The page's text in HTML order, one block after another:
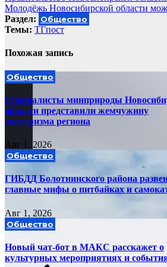
по
записям
Молодёжь Новосибирской области
Раздел: Общество
Темы: ТГпост
Похожая запись
Общество
Специалисты минприроды
области представили жемчужину
экотуризма региона
Авг 1, 2026
Общество
ГИБДД Болотнинского района
главные мифы о питбайках и
Авг 1, 2026
Общество
Новый чат-бот в МАКС расскажет о
культурных мероприятиях и